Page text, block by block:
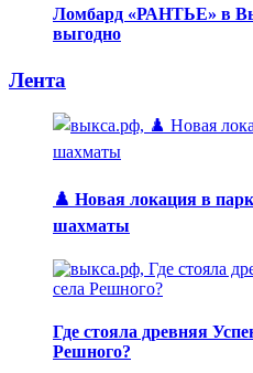
Ломбард «РАНТЬЕ» в
выгодно
Лента
♟️ Новая локация в
шахматы
Где стояла древняя
Решного?